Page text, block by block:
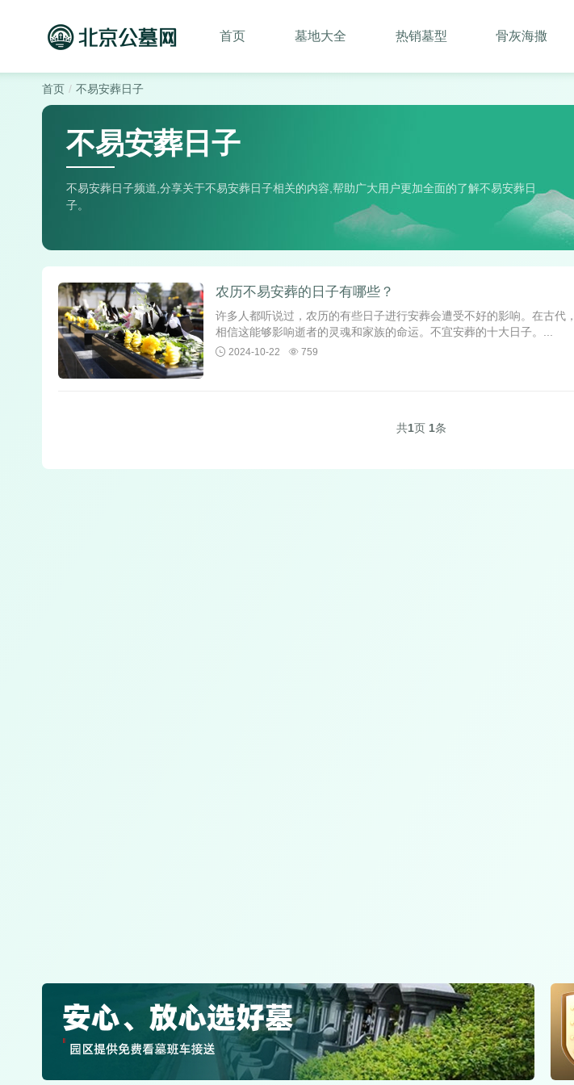
首页 墓地大全 热销墓型 骨灰海撒
首页 不易安葬日子
不易安葬日子
不易安葬日子频道,分享关于不易安葬日子相关的内容,帮助广大用户更加全面的了解不易安葬日
子。
农历不易安葬的日子有哪些？
许多人都听说过，农历的有些日子进行安葬会遭受不好的影响。在古代
相信这能够影响逝者的灵魂和家族的命运。不宜安葬的十大日子。...
2024-10-22 759
共1页 1条